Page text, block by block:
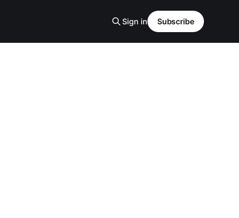
Sign in Subscribe